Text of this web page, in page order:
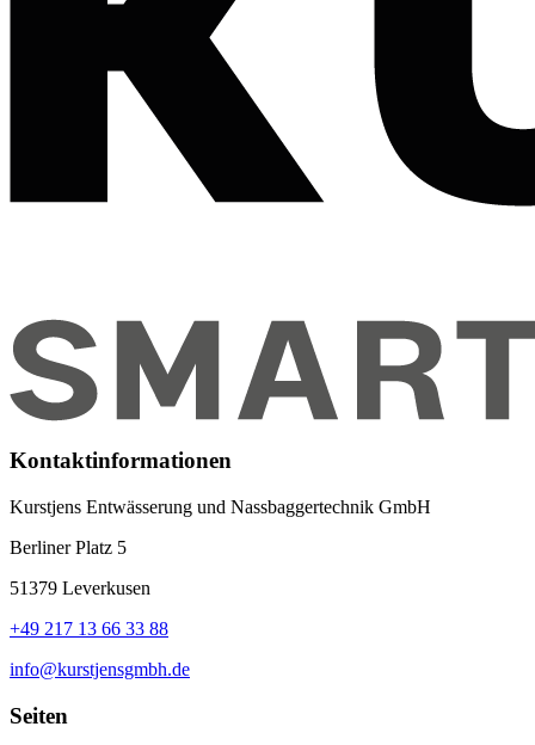
Kontaktinformationen
Kurstjens Entwässerung und Nassbaggertechnik GmbH
Berliner Platz 5
51379 Leverkusen
+49 217 13 66 33 88
info@kurstjensgmbh.de
Seiten